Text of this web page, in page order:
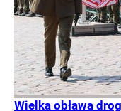
Wielka obława